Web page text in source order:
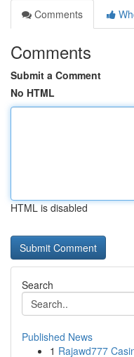
Comments
Comments
Submit a Comment
No HTML
HTML is disabled
Search
Published News
1 Rajawd777